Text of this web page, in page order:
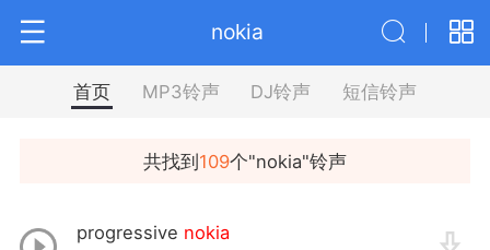
nokia
首页 MP3铃声 DJ铃声 短信铃声
共找到109个"nokia"铃声
progressive nokia